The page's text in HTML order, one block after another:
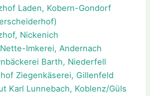
Laden, Kobern-Gondorf
Nickenich
Imkerei, Andernach
Barth, Niederfell
Ziegenkäserei, Gillenfeld
Karl Lunnebach, Koblenz/Güls